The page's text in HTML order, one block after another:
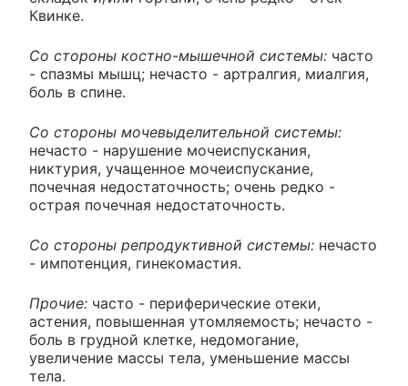
Квинке.
Со стороны костно-мышечной системы: часто
- спазмы мышц; нечасто - артралгия, миалгия,
боль в спине.
Со стороны мочевыделительной системы:
нечасто - нарушение мочеиспускания,
никтурия, учащенное мочеиспускание,
почечная недостаточность; очень редко -
острая почечная недостаточность.
Со стороны репродуктивной системы: нечасто
- импотенция, гинекомастия.
Прочие: часто - периферические отеки,
астения, повышенная утомляемость; нечасто -
боль в грудной клетке, недомогание,
увеличение массы тела, уменьшение массы
тела.